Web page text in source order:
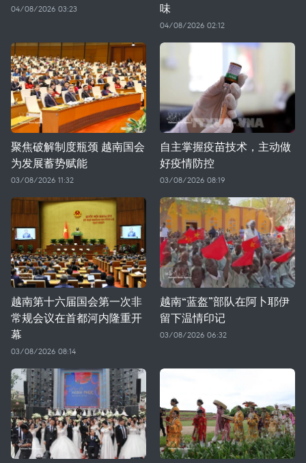
04/08/2026 03:23
味
04/08/2026 02:12
聚焦破解制度瓶颈 越南国会
为发展蓄势赋能
03/08/2026 11:32
自主掌握疫苗技术，主动做
好疫情防控
03/08/2026 08:19
越南第十六届国会第一次非
常规会议在首都河内隆重开
幕
03/08/2026 08:14
越南“蓝盔”部队在阿卜耶伊
留下温情印记
03/08/2026 06:32